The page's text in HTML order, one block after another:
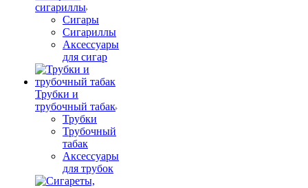
сигариллы
Сигары
Сигариллы
Аксессуары
для сигар
Трубки и
трубочный табак
Трубки
Трубочный
табак
Аксессуары
для трубок